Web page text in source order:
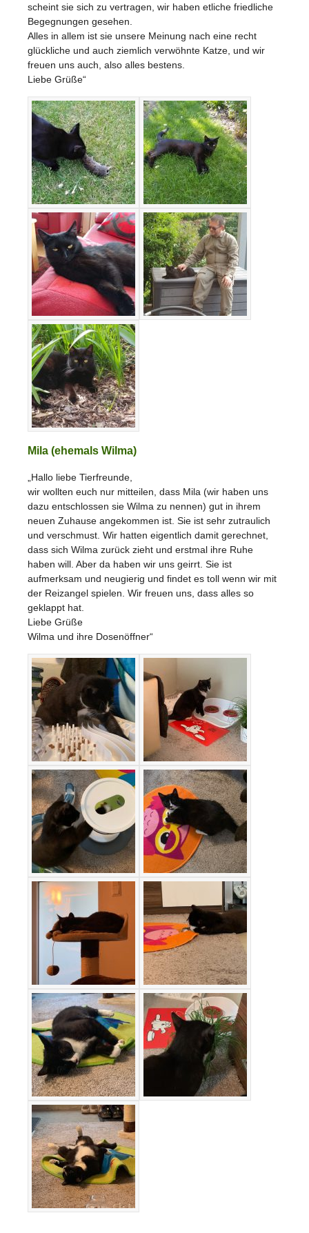
scheint sie sich zu vertragen, wir haben etliche friedliche
Begegnungen gesehen.
Alles in allem ist sie unsere Meinung nach eine recht
glückliche und auch ziemlich verwöhnte Katze, und wir
freuen uns auch, also alles bestens.
Liebe Grüße“
Mila (ehemals Wilma)
„Hallo liebe Tierfreunde,
wir wollten euch nur mitteilen, dass Mila (wir haben uns
dazu entschlossen sie Wilma zu nennen) gut in ihrem
neuen Zuhause angekommen ist. Sie ist sehr zutraulich
und verschmust. Wir hatten eigentlich damit gerechnet,
dass sich Wilma zurück zieht und erstmal ihre Ruhe
haben will. Aber da haben wir uns geirrt. Sie ist
aufmerksam und neugierig und findet es toll wenn wir mit
der Reizangel spielen. Wir freuen uns, dass alles so
geklappt hat.
Liebe Grüße
Wilma und ihre Dosenöffner“